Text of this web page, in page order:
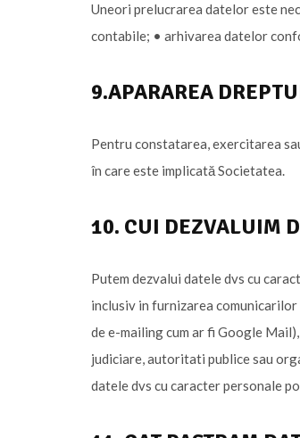
Uneori prelucrarea datelor este
contabile; • arhivarea datelor
9.APARAREA
Pentru constatarea, exercitarea
în care este implicată Societatea.
10. CUI DEZVALUIM
Putem dezvalui datele dvs cu
inclusiv in furnizarea
de e-mailing cum ar fi Google
judiciare, autoritati publice sau
datele dvs cu caracter personale